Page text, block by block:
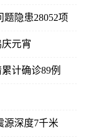
隐患28052项
元宵
计确诊89例
源深度7千米